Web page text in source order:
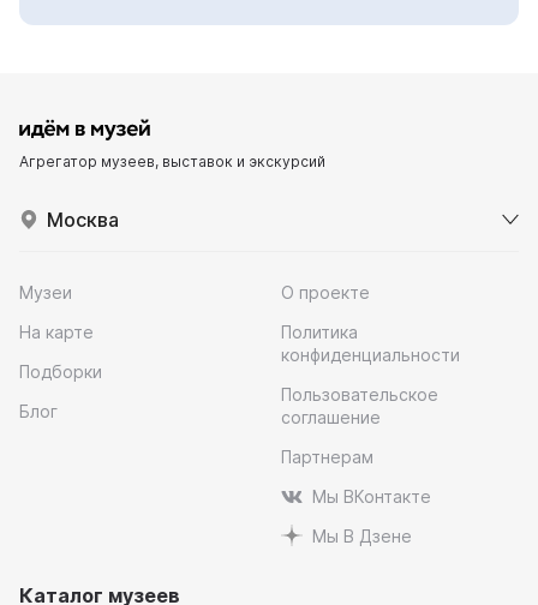
Агрегатор музеев, выставок и экскурсий
Москва
Музеи
На карте
Подборки
Блог
О проекте
Политика
конфиденциальности
Пользовательское
соглашение
Партнерам
Мы ВКонтакте
Мы В Дзене
Каталог музеев